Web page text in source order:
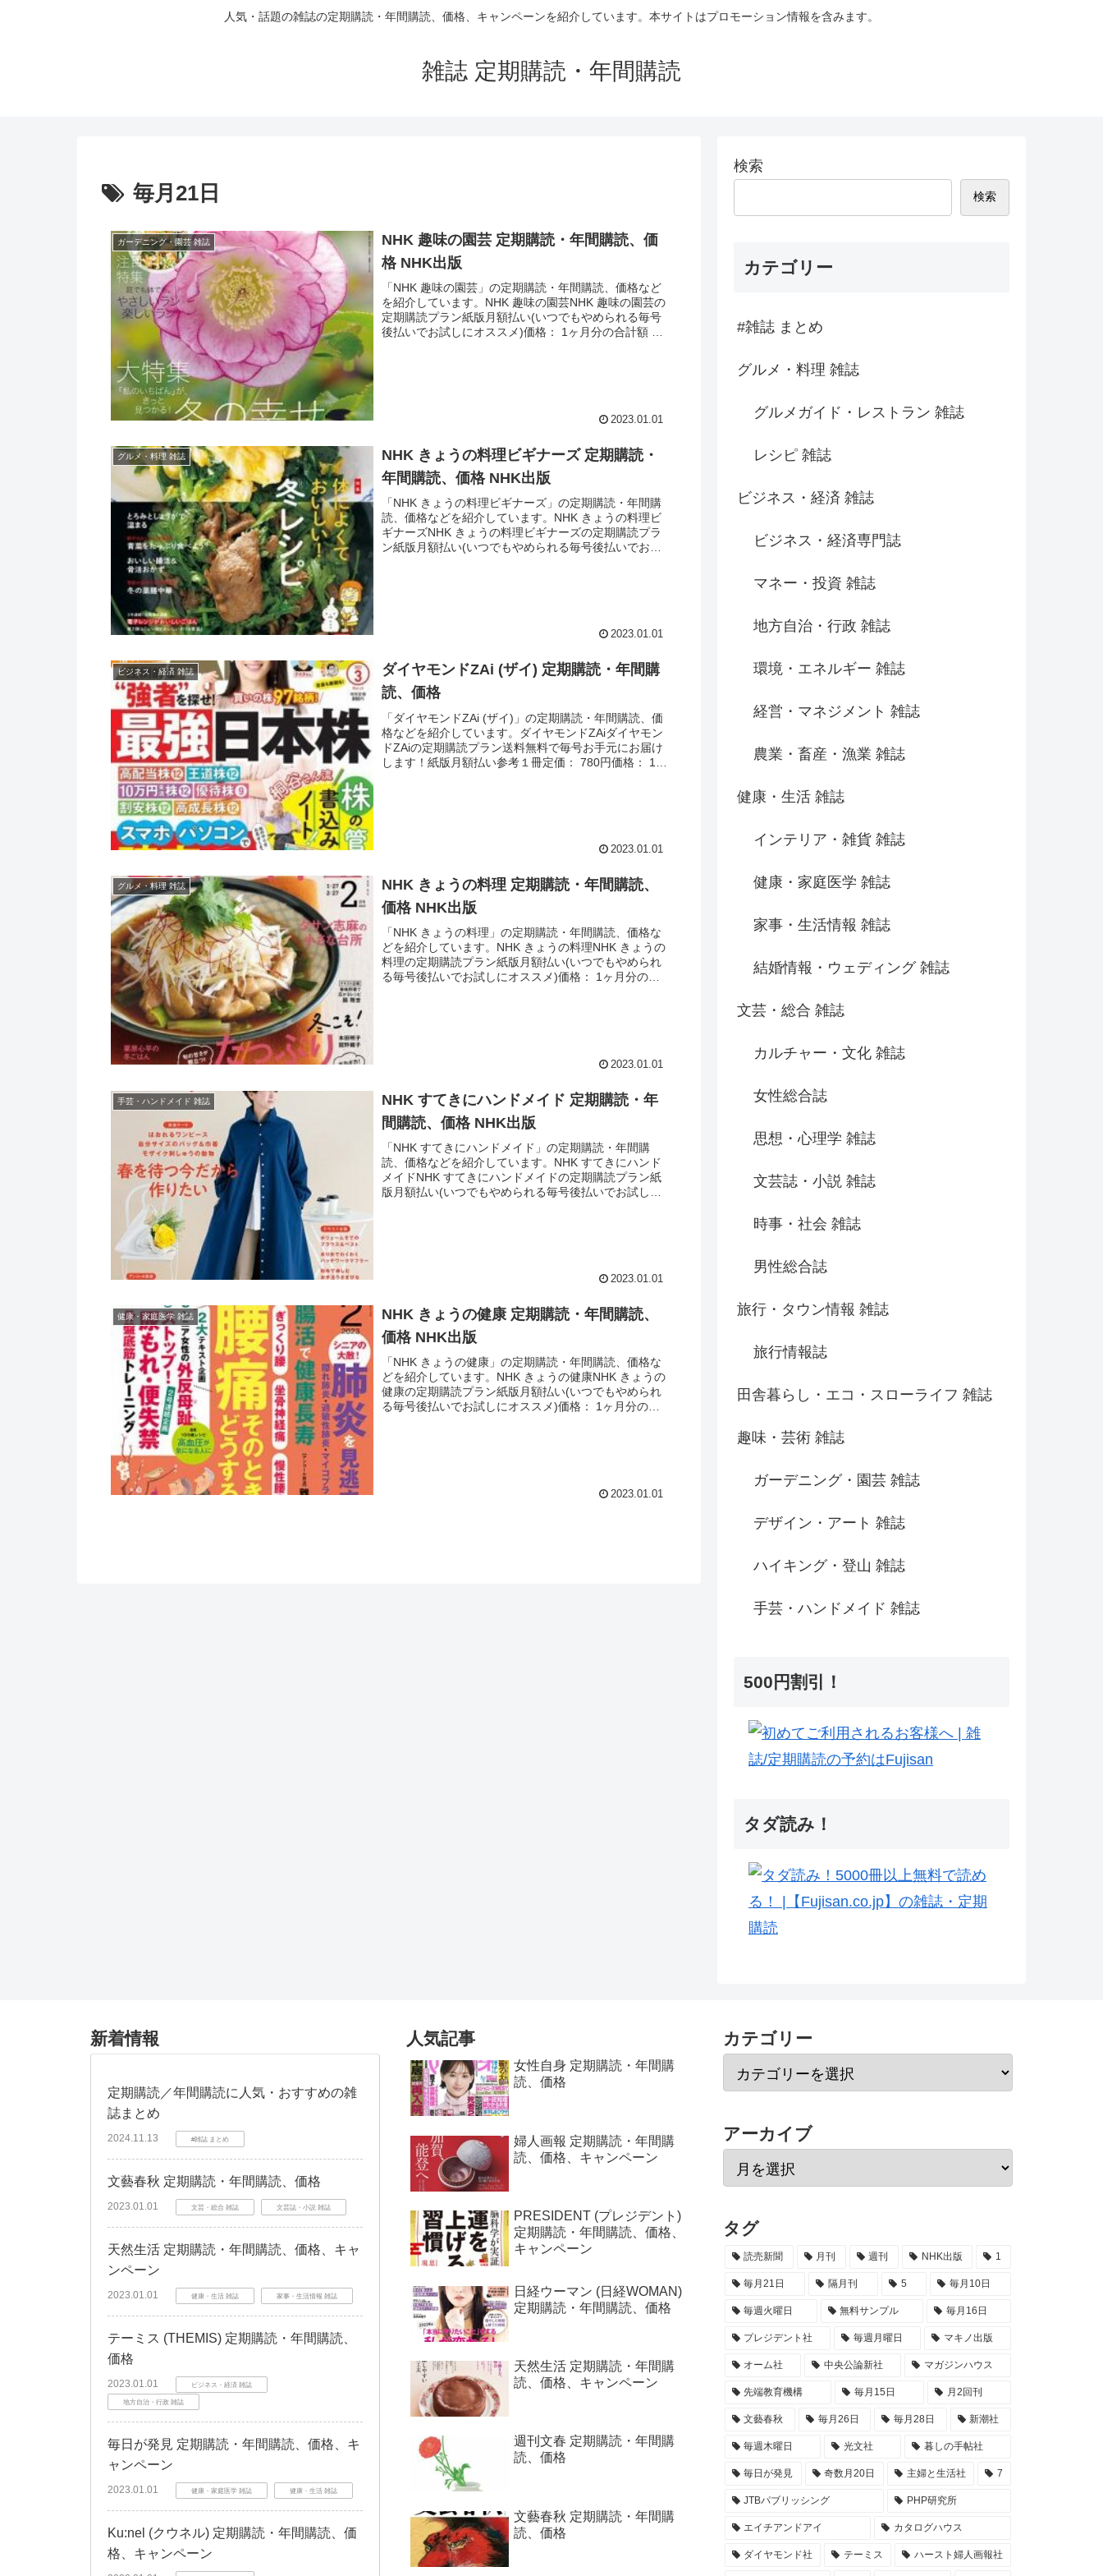
人気・話題の雑誌の定期購読・年間購読、価格、キャンペーンを紹介しています。本サイトはプロモーション情報を含みます。
雑誌 定期購読・年間購読
毎月21日
ガーデニング・園芸 雑誌
NHK 趣味の園芸 定期購読・年間購読、価
格 NHK出版
「NHK 趣味の園芸」の定期購読・年間購読、価格など
を紹介しています。NHK 趣味の園芸NHK 趣味の園芸の
定期購読プラン紙版月額払い(いつでもやめられる毎号
後払いでお試しにオススメ)価格： 1ヶ月分の合計額 最
2023.01.01
グルメ・料理 雑誌
NHK きょうの料理ビギナーズ 定期購読・
年間購読、価格 NHK出版
「NHK きょうの料理ビギナーズ」の定期購読・年間購
読、価格などを紹介しています。NHK きょうの料理ビ
ギナーズNHK きょうの料理ビギナーズの定期購読プラ
ン紙版月額払い(いつでもやめられる毎号後払いでお試
2023.01.01
ビジネス・経済 雑誌
ダイヤモンドZAi (ザイ) 定期購読・年間購
読、価格
「ダイヤモンドZAi (ザイ)」の定期購読・年間購読、価
格などを紹介しています。ダイヤモンドZAiダイヤモン
ドZAiの定期購読プラン送料無料で毎号お手元にお届け
します！紙版月額払い参考１冊定価： 780円価格： 1ヶ
2023.01.01
グルメ・料理 雑誌
NHK きょうの料理 定期購読・年間購読、
価格 NHK出版
「NHK きょうの料理」の定期購読・年間購読、価格な
どを紹介しています。NHK きょうの料理NHK きょうの
料理の定期購読プラン紙版月額払い(いつでもやめられ
る毎号後払いでお試しにオススメ)価格： 1ヶ月分の合
2023.01.01
手芸・ハンドメイド 雑誌
NHK すてきにハンドメイド 定期購読・年
間購読、価格 NHK出版
「NHK すてきにハンドメイド」の定期購読・年間購
読、価格などを紹介しています。NHK すてきにハンド
メイドNHK すてきにハンドメイドの定期購読プラン紙
版月額払い(いつでもやめられる毎号後払いでお試しに
2023.01.01
健康・家庭医学 雑誌
NHK きょうの健康 定期購読・年間購読、
価格 NHK出版
「NHK きょうの健康」の定期購読・年間購読、価格な
どを紹介しています。NHK きょうの健康NHK きょうの
健康の定期購読プラン紙版月額払い(いつでもやめられ
る毎号後払いでお試しにオススメ)価格： 1ヶ月分の合
2023.01.01
検索
検索
カテゴリー
#雑誌 まとめ
グルメ・料理 雑誌
グルメガイド・レストラン 雑誌
レシピ 雑誌
ビジネス・経済 雑誌
ビジネス・経済専門誌
マネー・投資 雑誌
地方自治・行政 雑誌
環境・エネルギー 雑誌
経営・マネジメント 雑誌
農業・畜産・漁業 雑誌
健康・生活 雑誌
インテリア・雑貨 雑誌
健康・家庭医学 雑誌
家事・生活情報 雑誌
結婚情報・ウェディング 雑誌
文芸・総合 雑誌
カルチャー・文化 雑誌
女性総合誌
思想・心理学 雑誌
文芸誌・小説 雑誌
時事・社会 雑誌
男性総合誌
旅行・タウン情報 雑誌
旅行情報誌
田舎暮らし・エコ・スローライフ 雑誌
趣味・芸術 雑誌
ガーデニング・園芸 雑誌
デザイン・アート 雑誌
ハイキング・登山 雑誌
手芸・ハンドメイド 雑誌
500円割引！
タダ読み！
新着情報
定期購読／年間購読に人気・おすすめの雑
誌まとめ
2024.11.13 #雑誌 まとめ
文藝春秋 定期購読・年間購読、価格
2023.01.01 文芸・総合 雑誌 文芸誌・小説 雑誌
天然生活 定期購読・年間購読、価格、キャ
ンペーン
2023.01.01 健康・生活 雑誌 家事・生活情報 雑誌
テーミス (THEMIS) 定期購読・年間購読、
価格
2023.01.01 ビジネス・経済 雑誌
地方自治・行政 雑誌
毎日が発見 定期購読・年間購読、価格、キ
ャンペーン
2023.01.01 健康・家庭医学 雑誌 健康・生活 雑誌
Ku:nel (クウネル) 定期購読・年間購読、価
格、キャンペーン
人気記事
女性自身 定期購読・年間購
読、価格
婦人画報 定期購読・年間購
読、価格、キャンペーン
PRESIDENT (プレジデント)
定期購読・年間購読、価格、
キャンペーン
日経ウーマン (日経WOMAN)
定期購読・年間購読、価格
天然生活 定期購読・年間購
読、価格、キャンペーン
週刊文春 定期購読・年間購
読、価格
文藝春秋 定期購読・年間購
読、価格
カテゴリー
アーカイブ
タグ
読売新聞 月刊 週刊 NHK出版 1
毎月21日 隔月刊 5 毎月10日
毎週火曜日 無料サンプル 毎月16日
プレジデント社 毎週月曜日 マキノ出版
オーム社 中央公論新社 マガジンハウス
先端教育機構 毎月15日 月2回刊
文藝春秋 毎月26日 毎月28日 新潮社
毎週木曜日 光文社 暮しの手帖社
毎日が発見 奇数月20日 主婦と生活社 7
JTBパブリッシング PHP研究所
エイチアンドアイ カタログハウス
ダイヤモンド社 テーミス ハースト婦人画報社